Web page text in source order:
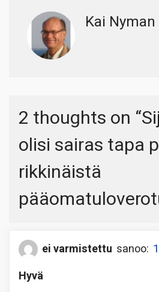
Kai Nyman
2 thoughts on “
olisi sairas tapa
rikkinäistä
ei varmistettu sanoo:
Hyvä